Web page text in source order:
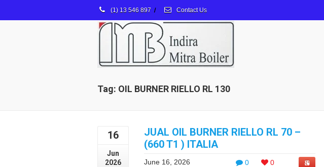
(1) 13 546 897 / Contact Us
Tag: OIL BURNER RIELLO RL 130
16
Jun
2026
JUAL OIL BURNER RIELLO RL 70 –
(660 T1 ) ITALIA
0 0
June 16, 2026